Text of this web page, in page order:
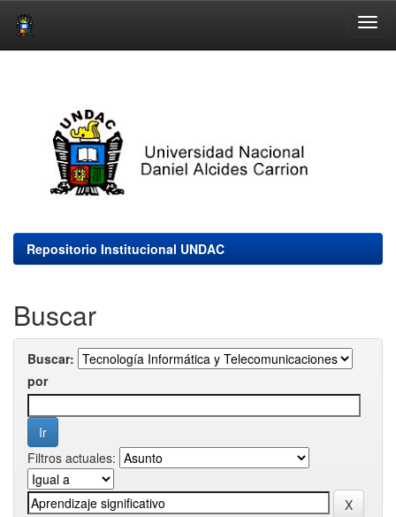
Repositorio Institucional UNDAC
Buscar
Buscar:
por
Filtros actuales: